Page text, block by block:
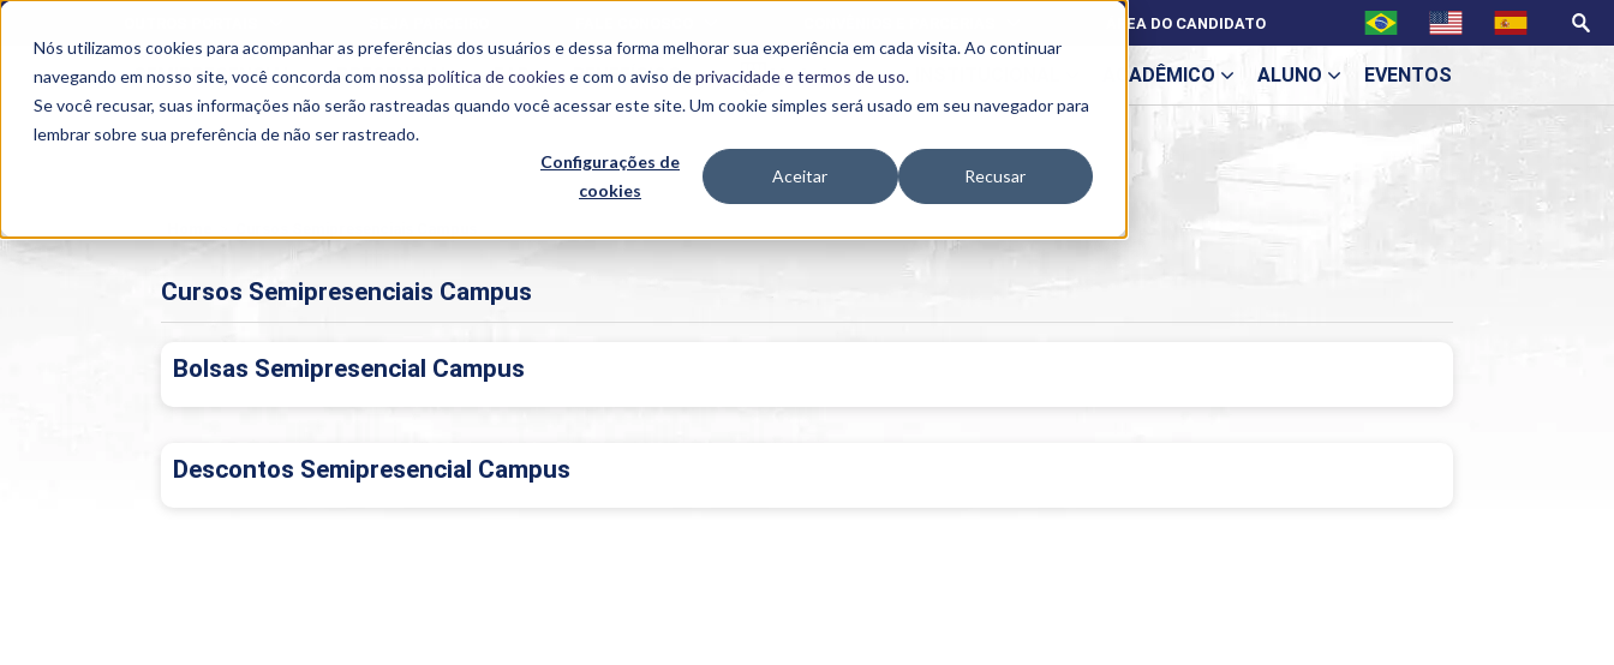
Nós utilizamos cookies para acompanhar as preferências dos usuários e dessa forma melhorar sua experiência em cada visita. Ao continuar
navegando em nosso site, você concorda com nossa política de cookies e com o aviso deprivacidade e termos de uso.
Se você recusar, suas informações não serão rastreadas quando você acessar este site. Um cookie simples será usado em seu navegador para
lembrar sobre sua preferência de não ser rastreado.
Configurações de
cookies
Aceitar Recusar
SEMIPRESENCIAL PRESENCIAL EAD BENEFÍCIOS ACADÊMICO
Acadêmicos
PIME
Extensão
MPHU
ALUNO EVENTOS
ÁREA DO CANDIDATO
Cursos Semipresenciais Campus
Bolsas Semipresencial Campus
Descontos Semipresencial Campus